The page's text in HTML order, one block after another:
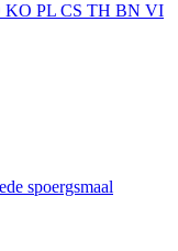
KO PL CS TH BN VI
spoergsmaal